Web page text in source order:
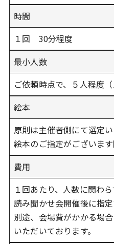
時間
１回 30分程度
最小人数
ご依頼時点で、５人程度（
絵本
原則は主催者側にて選定い
絵本のご指定がございます
費用
１回あたり、人数に関わ
読み聞かせ会開催後に指
別途、会場費がかかる場
いただいております。